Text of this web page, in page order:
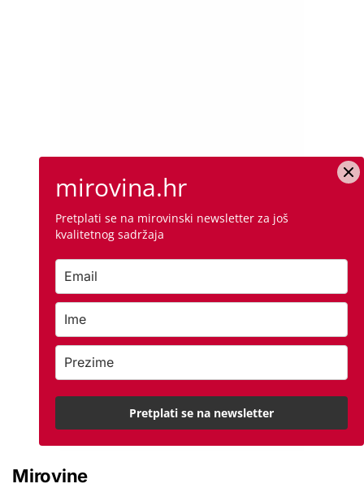
Mirovine
mirovina.hr
Pretplati se na mirovinski newsletter za još
kvalitetnog sadržaja
Pretplati se na newsletter